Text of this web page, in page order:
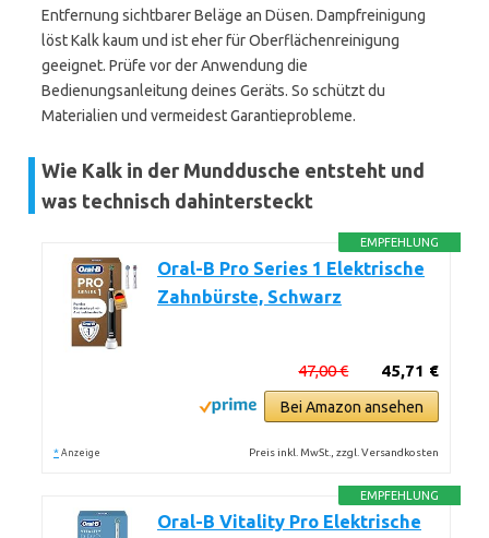
Entfernung sichtbarer Beläge an Düsen. Dampfreinigung
löst Kalk kaum und ist eher für Oberflächenreinigung
geeignet. Prüfe vor der Anwendung die
Bedienungsanleitung deines Geräts. So schützt du
Materialien und vermeidest Garantieprobleme.
Wie Kalk in der Munddusche entsteht und
was technisch dahintersteckt
EMPFEHLUNG
Oral-B Pro Series 1 Elektrische
Zahnbürste, Schwarz
45,71 €
47,00 €
Bei Amazon ansehen
* Anzeige Preis inkl. MwSt., zzgl. Versandkosten
EMPFEHLUNG
Oral-B Vitality Pro Elektrische